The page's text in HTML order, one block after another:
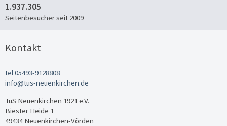
1.937.305
Seitenbesucher seit 2009
Kontakt
tel 05493-9128808
info@tus-neuenkirchen.de
TuS Neuenkirchen 1921 e.V.
Biester Heide 1
49434 Neuenkirchen-Vörden